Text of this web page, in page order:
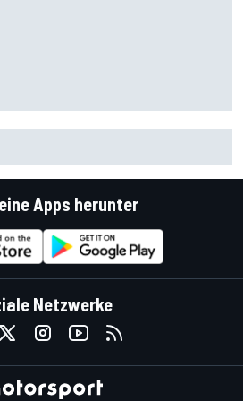
Apps herunter
Netzwerke